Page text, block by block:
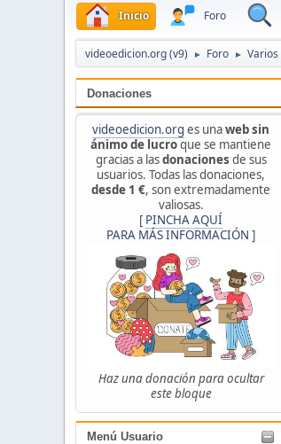
Inicio Foro
videoedicion.org (v9) ► Foro ► Varios
Donaciones
videoedicion.org es unaweb sin
ánimo de lucroque se mantiene
gracias a lasdonaciones de sus
usuarios. Todas las donaciones,
desde 1 €, son extremadamente
valiosas.
[ PINCHA AQUÍ
PARA MÁS INFORMACIÓN ]
Haz una donación para ocultar
este bloque
Menú Usuario